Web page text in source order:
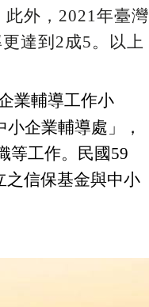
外，2021年臺灣
達到2成5。以上
業輔導工作小
企業輔導處」，
等工作。民國59
之信保基金與中小